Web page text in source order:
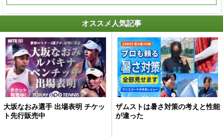
オススメ人気記事
大坂なおみ選手 出場表明 チケッ
ト先行販売中
ザムストは暑さ対策の考えと性能
が違った